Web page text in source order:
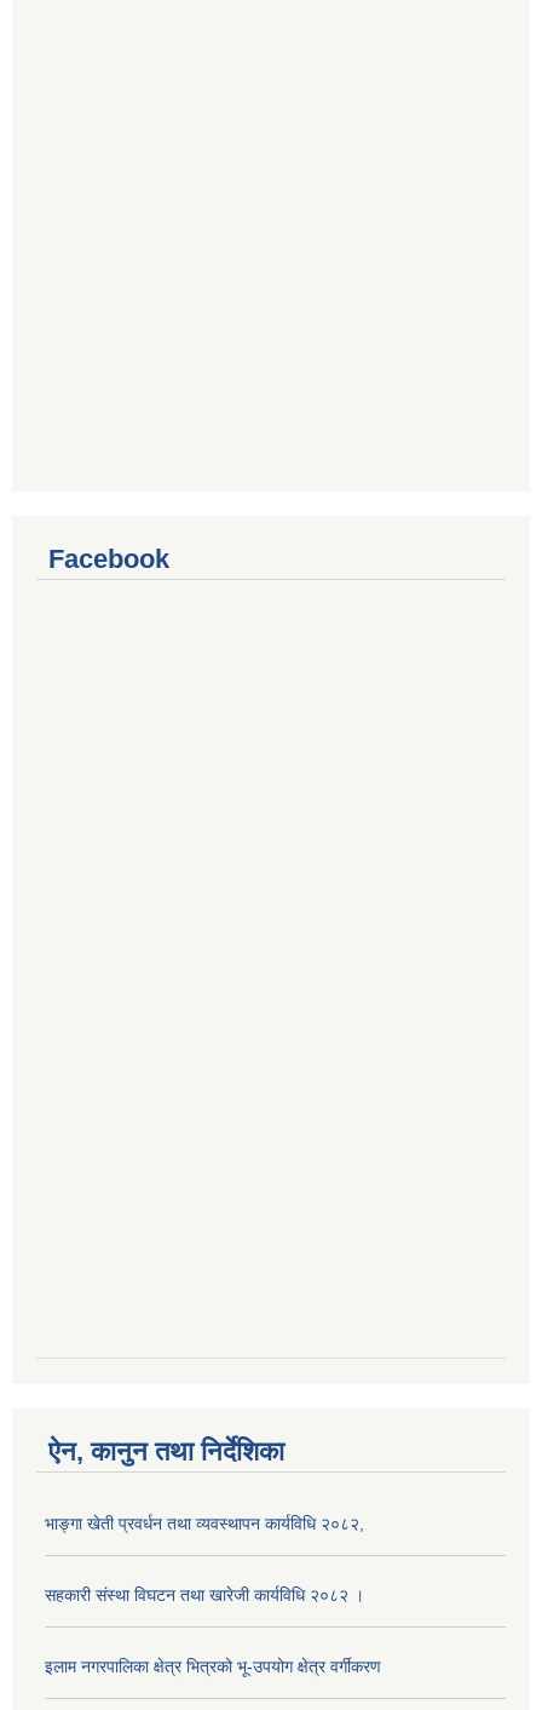
Facebook
ऐन, कानुन तथा निर्देशिका
भाङ्गा खेती प्रवर्धन तथा व्यवस्थापन कार्यविधि २०८२,
सहकारी संस्था विघटन तथा खारेजी कार्यविधि २०८२ ।
इलाम नगरपालिका क्षेत्र भित्रको भू-उपयोग क्षेत्र वर्गीकरण